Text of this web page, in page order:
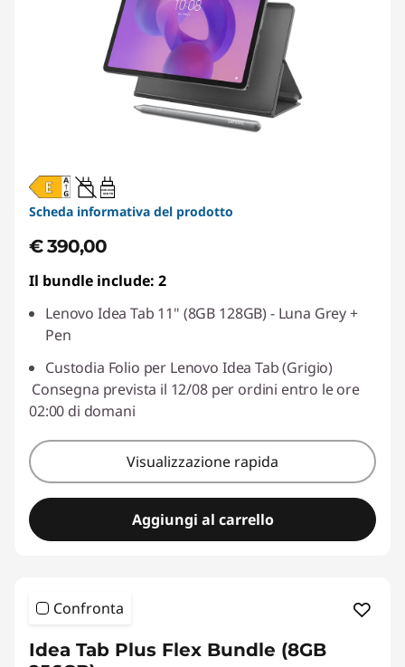
20W-60W
USB PD
Scheda informativa del prodotto
€ 390,00
Il bundle include: 2
Lenovo Idea Tab 11" (8GB 128GB) - Luna Grey +
Pen
Custodia Folio per Lenovo Idea Tab (Grigio)
Consegna prevista il 12/08 per ordini entro le ore
02:00 di domani
Visualizzazione rapida
Aggiungi al carrello
Confronta
Idea Tab Plus Flex Bundle (8GB